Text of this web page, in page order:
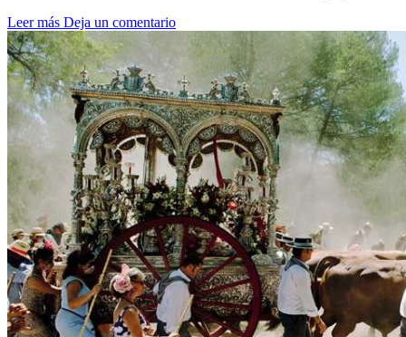
Leer más Deja un comentario